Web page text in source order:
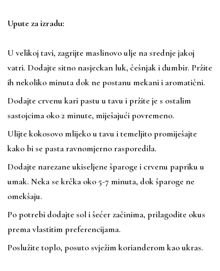
Upute za izradu:
U velikoj tavi, zagrijte maslinovo ulje na srednje jakoj
vatri. Dodajte sitno nasjeckan luk, češnjak i đumbir. Pržite
ih nekoliko minuta dok ne postanu mekani i aromatični.
Dodajte crvenu kari pastu u tavu i pržite je s ostalim
sastojcima oko 2 minute, miješajući povremeno.
Ulijte kokosovo mlijeko u tavu i temeljito promiješajte
kako bi se pasta ravnomjerno rasporedila.
Dodajte narezane ukiseljene šparoge i crvenu papriku u
umak. Neka se krčka oko 5-7 minuta, dok šparoge ne
omekšaju.
Po potrebi dodajte sol i šećer začinima, prilagodite okus
prema vlastitim preferencijama.
Poslužite toplo, posuto svježim korianderom kao ukras.